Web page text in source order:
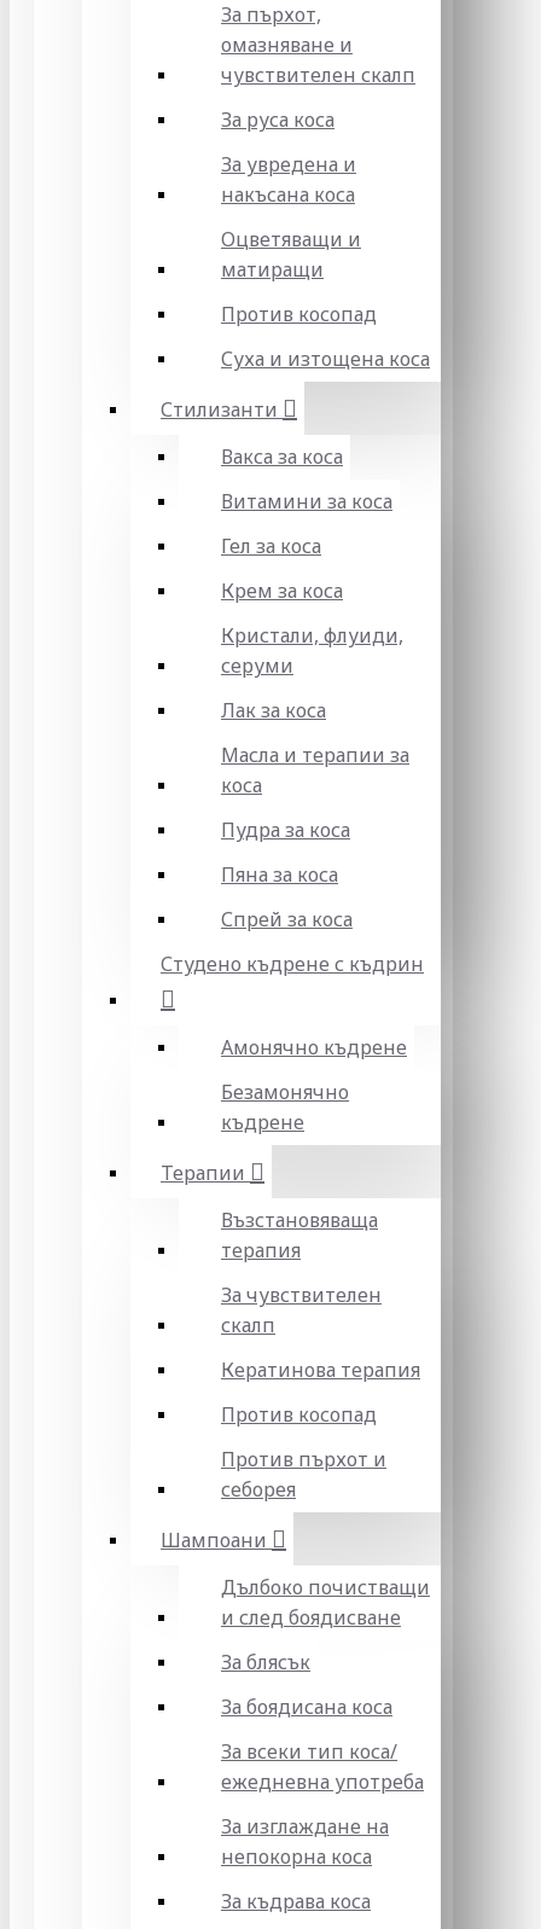
За пърхот,
омазняване и
чувствителен скалп
За руса коса
За увредена и
накъсана коса
Оцветяващи и
матиращи
Против косопад
Суха и изтощена коса
Стилизанти
Вакса за коса
Витамини за коса
Гел за коса
Крем за коса
Кристали, флуиди,
серуми
Лак за коса
Масла и терапии за
коса
Пудра за коса
Пяна за коса
Спрей за коса
Студено къдрене с къдрин
Амонячно къдрене
Безамонячно
къдрене
Терапии
Възстановяваща
терапия
За чувствителен
скалп
Кератинова терапия
Против косопад
Против пърхот и
себорея
Шампоани
Дълбоко почистващи
и след боядисване
За блясък
За боядисана коса
За всеки тип коса/
ежедневна употреба
За изглаждане на
непокорна коса
За къдрава коса